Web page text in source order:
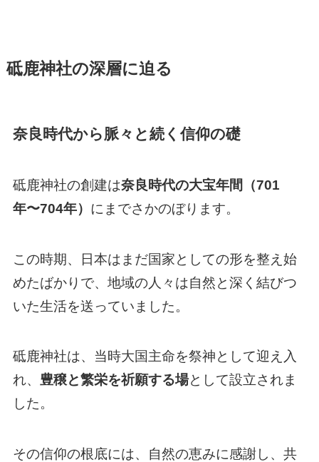
砥鹿神社の深層に迫る
奈良時代から脈々と続く信仰の礎
砥鹿神社の創建は奈良時代の大宝年間（701
年〜704年） にまでさかのぼります。
この時期、日本はまだ国家としての形を整え始
めたばかりで、地域の人々は自然と深く結びつ
いた生活を送っていました。
砥鹿神社は、当時大国主命を祭神として迎え入
れ、 豊穣と繁栄を祈願する場として設立されま
した。
その信仰の根底には、自然の恵みに感謝し、共